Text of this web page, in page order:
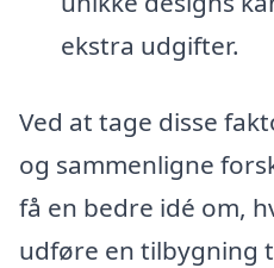
ekstra udgifter.
Ved at tage disse
og sammenligne
få en bedre idé om,
udføre en tilbygning